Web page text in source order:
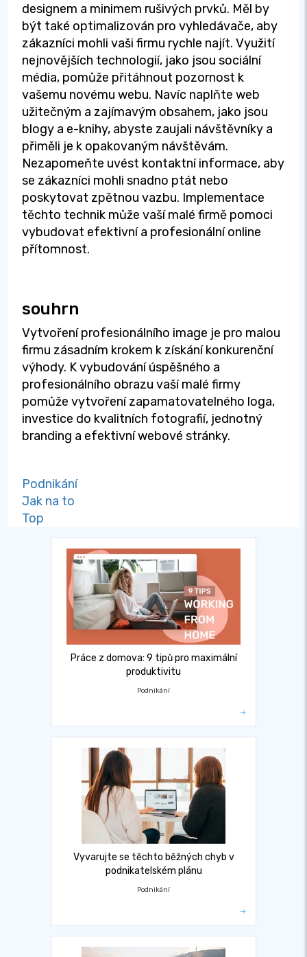
designem a minimem rušivých prvků. Měl by
být také optimalizován pro vyhledávače, aby
zákazníci mohli vaši firmu rychle najít. Využití
nejnovějších technologií, jako jsou sociální
média, pomůže přitáhnout pozornost k
vašemu novému webu. Navíc naplňte web
užitečným a zajímavým obsahem, jako jsou
blogy a e-knihy, abyste zaujali návštěvníky a
přiměli je k opakovaným návštěvám.
Nezapomeňte uvést kontaktní informace, aby
se zákazníci mohli snadno ptát nebo
poskytovat zpětnou vazbu. Implementace
těchto technik může vaší malé firmě pomoci
vybudovat efektivní a profesionální online
přítomnost.
souhrn
Vytvoření profesionálního image je pro malou
firmu zásadním krokem k získání konkurenční
výhody. K vybudování úspěšného a
profesionálního obrazu vaší malé firmy
pomůže vytvoření zapamatovatelného loga,
investice do kvalitních fotografií, jednotný
branding a efektivní webové stránky.
Podnikání
Jak na to
Top
Práce z domova: 9 tipů pro maximální
produktivitu
Podnikání
Vyvarujte se těchto běžných chyb v
podnikatelském plánu
Podnikání